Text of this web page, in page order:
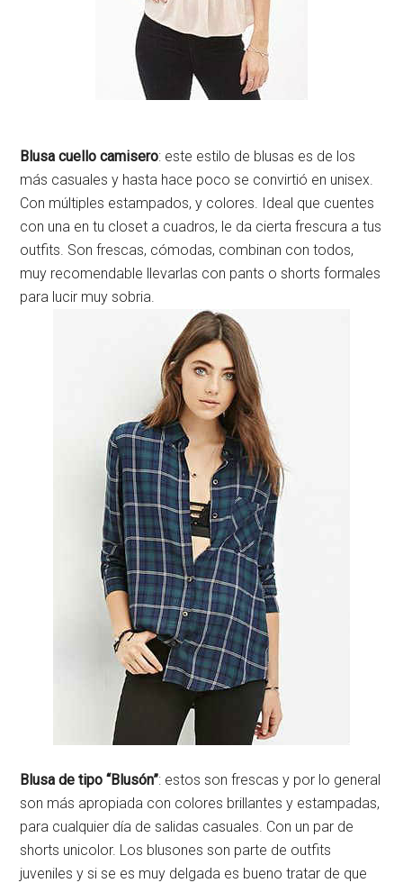
Blusa cuello camisero: este estilo de blusas es de los
más casuales y hasta hace poco se convirtió en unisex.
Con múltiples estampados, y colores. Ideal que cuentes
con una en tu closet a cuadros, le da cierta frescura a tus
outfits. Son frescas, cómodas, combinan con todos,
muy recomendable llevarlas con pants o shorts formales
para lucir muy sobria.
Blusa de tipo “Blusón”: estos son frescas y por lo general
son más apropiada con colores brillantes y estampadas,
para cualquier día de salidas casuales. Con un par de
shorts unicolor. Los blusones son parte de outfits
juveniles y si se es muy delgada es bueno tratar de que